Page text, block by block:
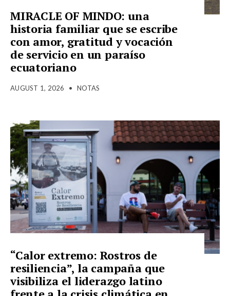
MIRACLE OF MINDO: una
historia familiar que se escribe
con amor, gratitud y vocación
de servicio en un paraíso
ecuatoriano
AUGUST 1, 2026 • NOTAS
“Calor extremo: Rostros de
resiliencia”, la campaña que
visibiliza el liderazgo latino